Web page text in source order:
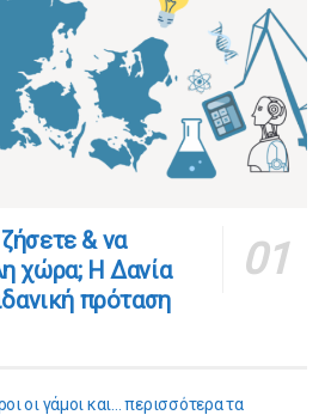
& να
χώρα; Η Δανία
πρόταση
οι γάμοι και… περισσότερα τα